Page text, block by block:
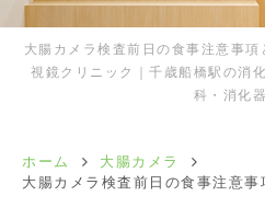
大腸カメラ検査前日の食事注意事
視鏡クリニック｜千歳船橋駅の消
科・消化
ホーム
大腸カメラ
大腸カメラ検査前日の食事注意事